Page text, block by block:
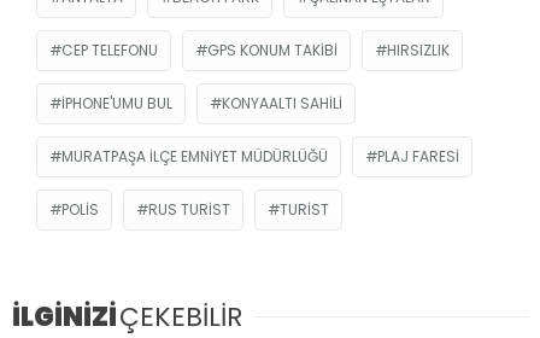
CEP TELEFONU GPS KONUM TAKIBI HIRSIZLIK
IPHONE'UMU BUL KONYAALTI SAHILI
MURATPAŞA İLÇE EMNIYET MÜDÜRLÜĞÜ PLAJ FARESI
POLIS RUS TURIST TURIST
İLGİNİZİÇEKEBİLİR